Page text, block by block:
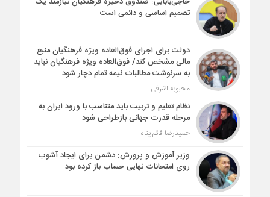
تصمیم اساسی و دائمی است
دولت برای اجرای فوق‌العاده ویژه فرهنگیان منبع
مالی مشخص کند/ فوق‌العاده ویژه فرهنگیان نباید
به سرنوشت مطالبات نیمه‌ تمام دچار شود
محبوبه اشرفی
نظام تعلیم و تربیت باید متناسب با ورود ایران به
مرحله قدرت جهانی بازطراحی شود
حمیدرضا قائم پناه
وزیر آموزش و پرورش: دشمن برای ایجاد آشوب
روی امتحانات نهایی حساب باز کرده بود